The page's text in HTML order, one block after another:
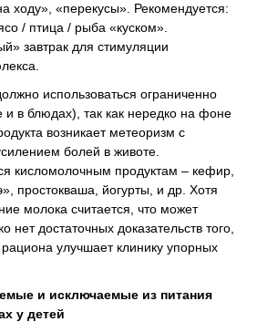
ходу», «перекусы». Рекомендуется:
/ птица / рыба «куском».
завтрак для стимуляции
использоваться ограниченно
и в блюдах), так как нередко на фоне
возникает метеоризм с
болей в животе.
кисломолочным продуктам – кефир,
простокваша, йогурты, и др. Хотя
молока считается, что может
нет достаточных доказательств того,
рациона улучшает клинику упорных
и исключаемые из питания
у детей